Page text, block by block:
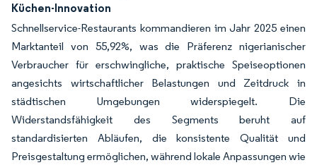
Küchen-Innovation
Schnellservice-Restaurants kommandieren im Jahr 2025 einen
Marktanteil von 55,92%, was die Präferenz nigerianischer
Verbraucher für erschwingliche, praktische Speiseoptionen
angesichts wirtschaftlicher Belastungen und Zeitdruck in
städtischen Umgebungen widerspiegelt. Die
Widerstandsfähigkeit des Segments beruht auf
standardisierten Abläufen, die konsistente Qualität und
Preisgestaltung ermöglichen, während lokale Anpassungen wie